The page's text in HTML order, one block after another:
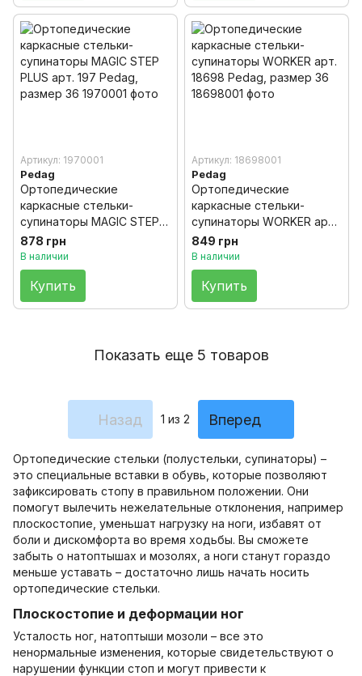
Артикул: 1970001
Pedag
Ортопедические
каркасные стельки-
супинаторы MAGIC STEP
PLUS арт. 197 Pedag,
размер 36
878 грн
В наличии
Купить
Артикул: 18698001
Pedag
Ортопедические
каркасные стельки-
супинаторы WORKER арт.
18698 Pedag, размер 36
849 грн
В наличии
Купить
Показать еще 5 товаров
Назад 1 из 2 Вперед
Ортопедические стельки (полустельки, супинаторы) –
это специальные вставки в обувь, которые позволяют
зафиксировать стопу в правильном положении. Они
помогут вылечить нежелательные отклонения, например
плоскостопие, уменьшат нагрузку на ноги, избавят от
боли и дискомфорта во время ходьбы. Вы сможете
забыть о натоптышах и мозолях, а ноги станут гораздо
меньше уставать – достаточно лишь начать носить
ортопедические стельки.
Плоскостопие и деформации ног
Усталость ног, натоптыши мозоли – все это
ненормальные изменения, которые свидетельствуют о
нарушении функции стоп и могут привести к